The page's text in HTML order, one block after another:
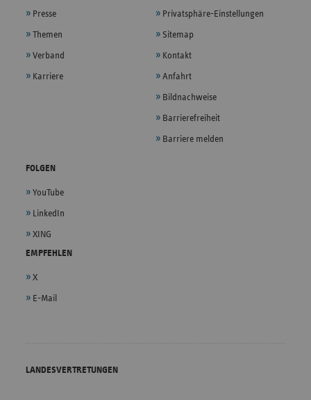
Presse
Themen
Verband
Karriere
Privatsphäre-Einstellungen
Sitemap
Kontakt
Anfahrt
Bildnachweise
Barrierefreiheit
Barriere melden
FOLGEN
YouTube
LinkedIn
XING
EMPFEHLEN
X
E-Mail
LANDESVERTRETUNGEN